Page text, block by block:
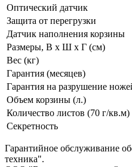
Оптический датчик
Защита от перегрузки
Датчик наполнения корзины
Размеры, B x Ш x Г (см)
Вес (кг)
Гарантия (месяцев)
Гарантия на разрушение
Объем корзины (л.)
Количество листов (70 г/кв.м)
Секретность
Гарантийное обслуживание
техника".